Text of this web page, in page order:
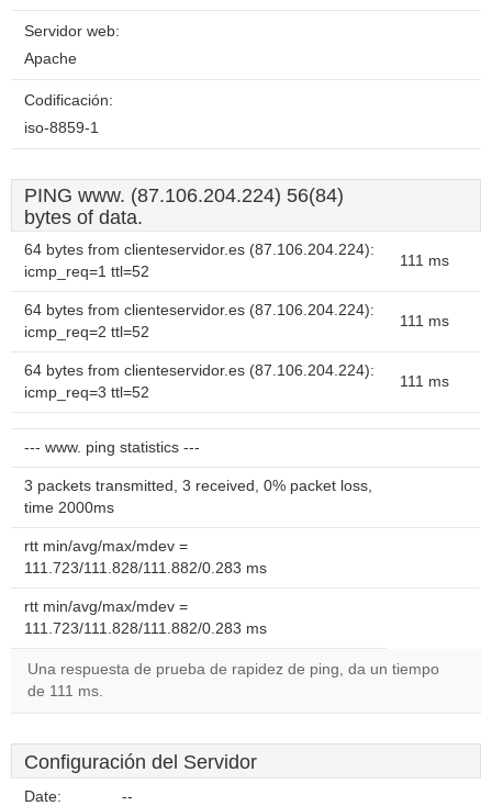
Servidor web:
Apache
Codificación:
iso-8859-1
PING www. (87.106.204.224) 56(84)
bytes of data.
64 bytes from clienteservidor.es (87.106.204.224):
icmp_req=1 ttl=52
111 ms
64 bytes from clienteservidor.es (87.106.204.224):
icmp_req=2 ttl=52
111 ms
64 bytes from clienteservidor.es (87.106.204.224):
icmp_req=3 ttl=52
111 ms
--- www. ping statistics ---
3 packets transmitted, 3 received, 0% packet loss,
time 2000ms
rtt min/avg/max/mdev =
111.723/111.828/111.882/0.283 ms
rtt min/avg/max/mdev =
111.723/111.828/111.882/0.283 ms
Una respuesta de prueba de rapidez de ping, da un tiempo
de 111 ms.
Configuración del Servidor
Date: --